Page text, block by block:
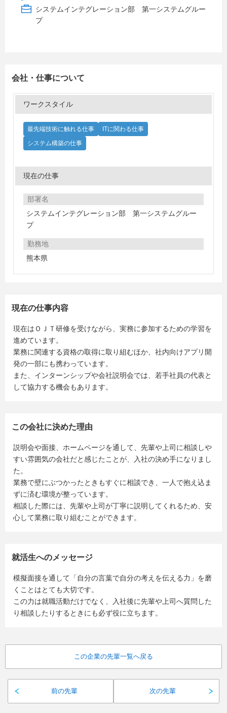
システムインテグレーション部 第一システムグルー
プ
会社・仕事について
ワークスタイル
最先端技術に触れる仕事
ITに関わる仕事
システム構築の仕事
現在の仕事
部署名
システムインテグレーション部 第一システムグルー
プ
勤務地
熊本県
現在の仕事内容
現在はＯＪＴ研修を受けながら、実務に参加するための学習を
進めています。
業務に関連する資格の取得に取り組むほか、社内向けアプリ開
発の一部にも携わっています。
また、インターンシップや会社説明会では、若手社員の代表と
して協力する機会もあります。
この会社に決めた理由
説明会や面接、ホームページを通して、先輩や上司に相談しや
すい雰囲気の会社だと感じたことが、入社の決め手になりまし
た。
業務で壁にぶつかったときもすぐに相談でき、一人で抱え込ま
ずに済む環境が整っています。
相談した際には、先輩や上司が丁寧に説明してくれるため、安
心して業務に取り組むことができます。
就活生へのメッセージ
模擬面接を通して「自分の言葉で自分の考えを伝える力」を磨
くことはとても大切です。
この力は就職活動だけでなく、入社後に先輩や上司へ質問した
り相談したりするときにも必ず役に立ちます。
前の先輩
この企業の先輩一覧へ戻る
次の先輩